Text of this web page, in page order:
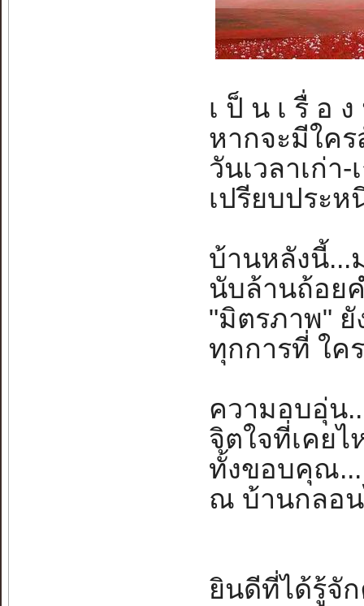
เ ป็ น เ รื่ อ
หากจะมีใค
วันเวลาเก่า
เปรียบประห
บ้านหลังนี้...
นับล้านถ้อย
"มิตรภาพ" ยั
ทุกการที่ ใค
ความอบอุ่น
จิตใจที่เคย
ทั้งขอบคุณ
ณ บ้านกลอน
ยินดีที่ได้รู้จั